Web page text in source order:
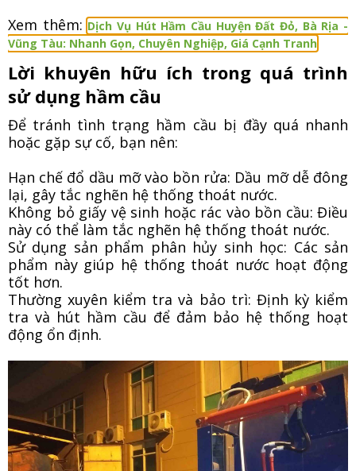
Xem thêm:Dịch Vụ Hút Hầm Cầu Huyện Đất Đỏ, Bà Rịa -
Vũng Tàu: Nhanh Gọn, Chuyên Nghiệp, Giá Cạnh Tranh
Lời khuyên hữu ích trong quá trình
sử dụng hầm cầu
Để tránh tình trạng hầm cầu bị đầy quá nhanh
hoặc gặp sự cố, bạn nên:
Hạn chế đổ dầu mỡ vào bồn rửa: Dầu mỡ dễ đông
lại, gây tắc nghẽn hệ thống thoát nước.
Không bỏ giấy vệ sinh hoặc rác vào bồn cầu: Điều
này có thể làm tắc nghẽn hệ thống thoát nước.
Sử dụng sản phẩm phân hủy sinh học: Các sản
phẩm này giúp hệ thống thoát nước hoạt động
tốt hơn.
Thường xuyên kiểm tra và bảo trì: Định kỳ kiểm
tra và hút hầm cầu để đảm bảo hệ thống hoạt
động ổn định.